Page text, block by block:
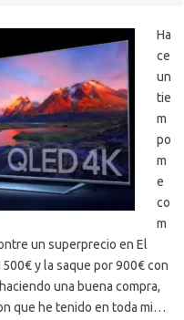
Ha
ce
un
tie
m
po
m
e
co
m
un superprecio en El
y la saque por 900€ con
una buena compra,
que he tenido en toda mi…